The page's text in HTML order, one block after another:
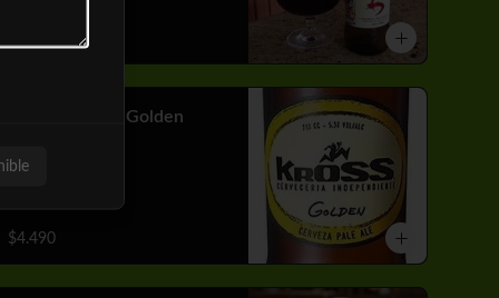
Cerveza Kross Golden
$4.490